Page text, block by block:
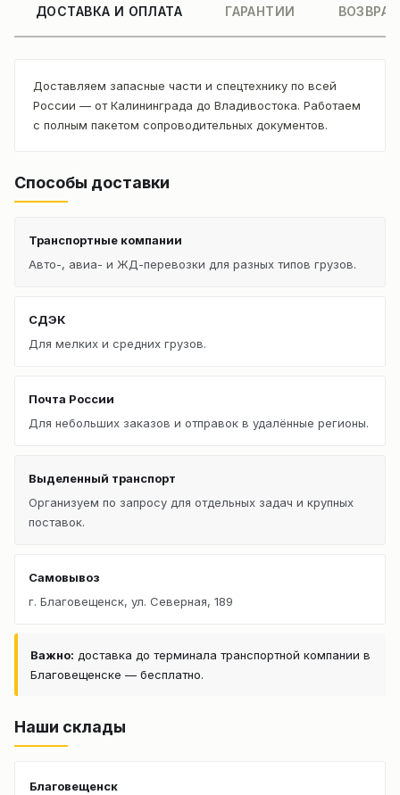
ДОСТАВКА И ОПЛАТА ГАРАНТИИ
Доставляем запасные части и спецтехнику по всей
России — от Калининграда до Владивостока. Работаем
с полным пакетом сопроводительных документов.
Способы доставки
Транспортные компании
Авто-, авиа- и ЖД-перевозки для разных типов грузов.
СДЭК
Для мелких и средних грузов.
Почта России
Для небольших заказов и отправок в удалённые регионы.
Выделенный транспорт
Организуем по запросу для отдельных задач и крупных
поставок.
Самовывоз
г. Благовещенск, ул. Северная, 189
Важно: доставка до терминала транспортной компании в
Благовещенске — бесплатно.
Наши склады
Благовещенск